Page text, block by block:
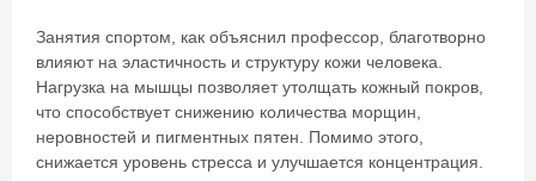
Занятия спортом, как объяснил профессор, благотворно
влияют на эластичность и структуру кожи человека.
Нагрузка на мышцы позволяет утолщать кожный покров,
что способствует снижению количества морщин,
неровностей и пигментных пятен. Помимо этого,
снижается уровень стресса и улучшается концентрация.